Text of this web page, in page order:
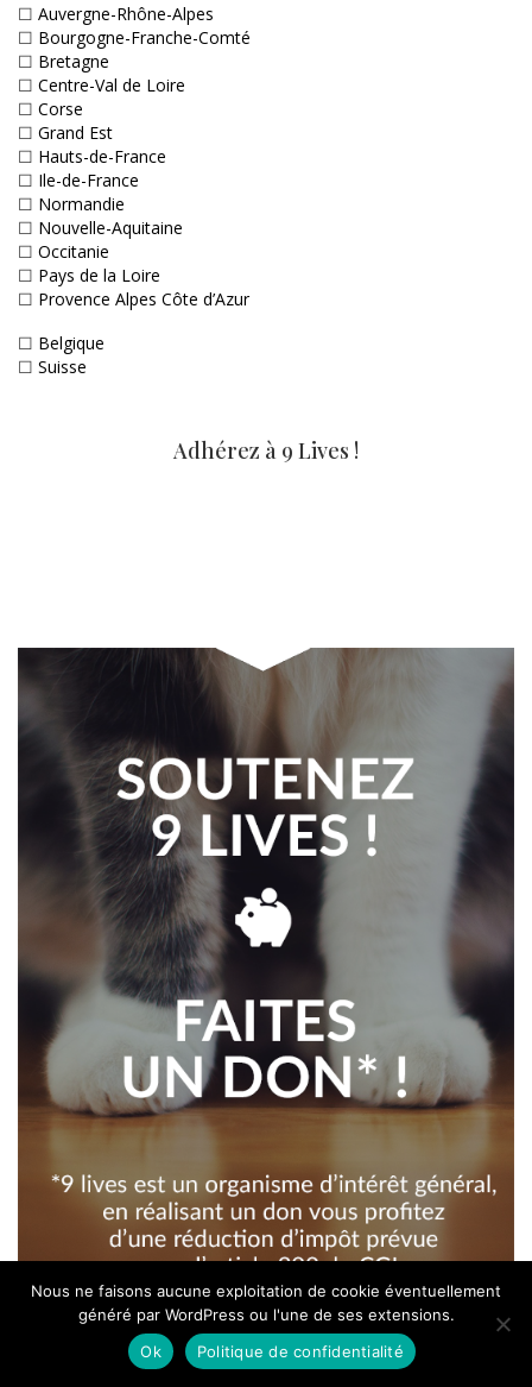
☐ Auvergne-Rhône-Alpes
☐ Bourgogne-Franche-Comté
☐ Bretagne
☐ Centre-Val de Loire
☐ Corse
☐ Grand Est
☐ Hauts-de-France
☐ Ile-de-France
☐ Normandie
☐ Nouvelle-Aquitaine
☐ Occitanie
☐ Pays de la Loire
☐ Provence Alpes Côte d’Azur
☐ Belgique
☐ Suisse
Adhérez à 9 Lives !
Articles les plus lus
Nous ne faisons aucune exploitation de cookie éventuellement
généré par WordPress ou l'une de ses extensions.
Ok
Politique de confidentialité